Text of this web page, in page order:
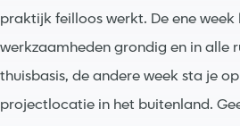
praktijk feilloos werkt. De ene week
werkzaamheden grondig en in alle
thuisbasis, de andere week sta je
projectlocatie in het buitenland.